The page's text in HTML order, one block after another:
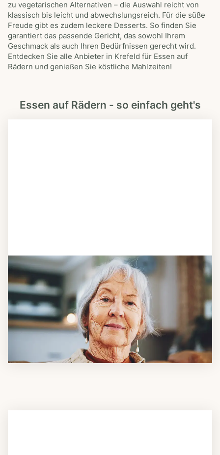
zu vegetarischen Alternativen – die Auswahl reicht von
klassisch bis leicht und abwechslungsreich. Für die süße
Freude gibt es zudem leckere Desserts. So finden Sie
garantiert das passende Gericht, das sowohl Ihrem
Geschmack als auch Ihren Bedürfnissen gerecht wird.
Entdecken Sie alle Anbieter in Krefeld für Essen auf
Rädern und genießen Sie köstliche Mahlzeiten!
Essen auf Rädern - so einfach geht's
Schritt 1
Klarheit schaffen
Überlegen Sie, ob Ihnen das Essen täglich
verzehrfertig geliefert werden soll oder Sie sich
einen Tiefkühl-Vorrat an Mahlzeiten anlegen